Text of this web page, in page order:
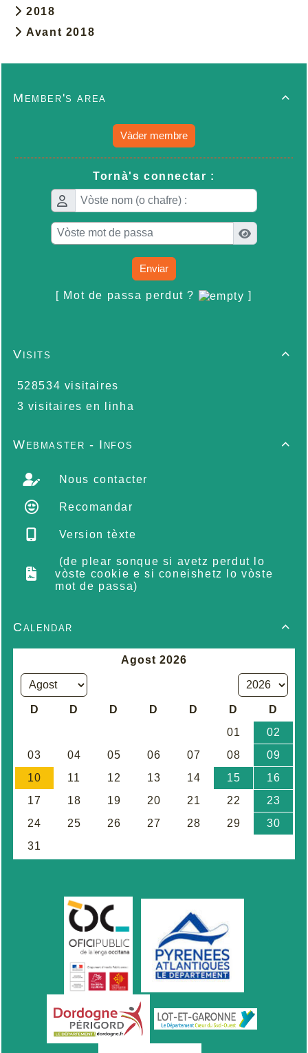
2018
Avant 2018

Member's area
Vàder membre
Tornà's connectar :
Enviar
[ Mot de passa perdut ? ]

Visits
528534 visitaires
3 visitaires en linha

Webmaster - Infos
Nous contacter
Recomandar
Version tèxte
(de plear sonque si avetz perdut lo
vòste cookie e si coneishetz lo vòste
mot de passa)

Calendar